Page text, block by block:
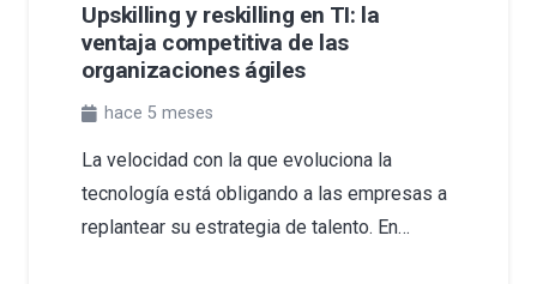
Upskilling y reskilling en TI: la
ventaja competitiva de las
organizaciones ágiles
hace 5 meses
La velocidad con la que evoluciona la
tecnología está obligando a las empresas a
replantear su estrategia de talento. En…